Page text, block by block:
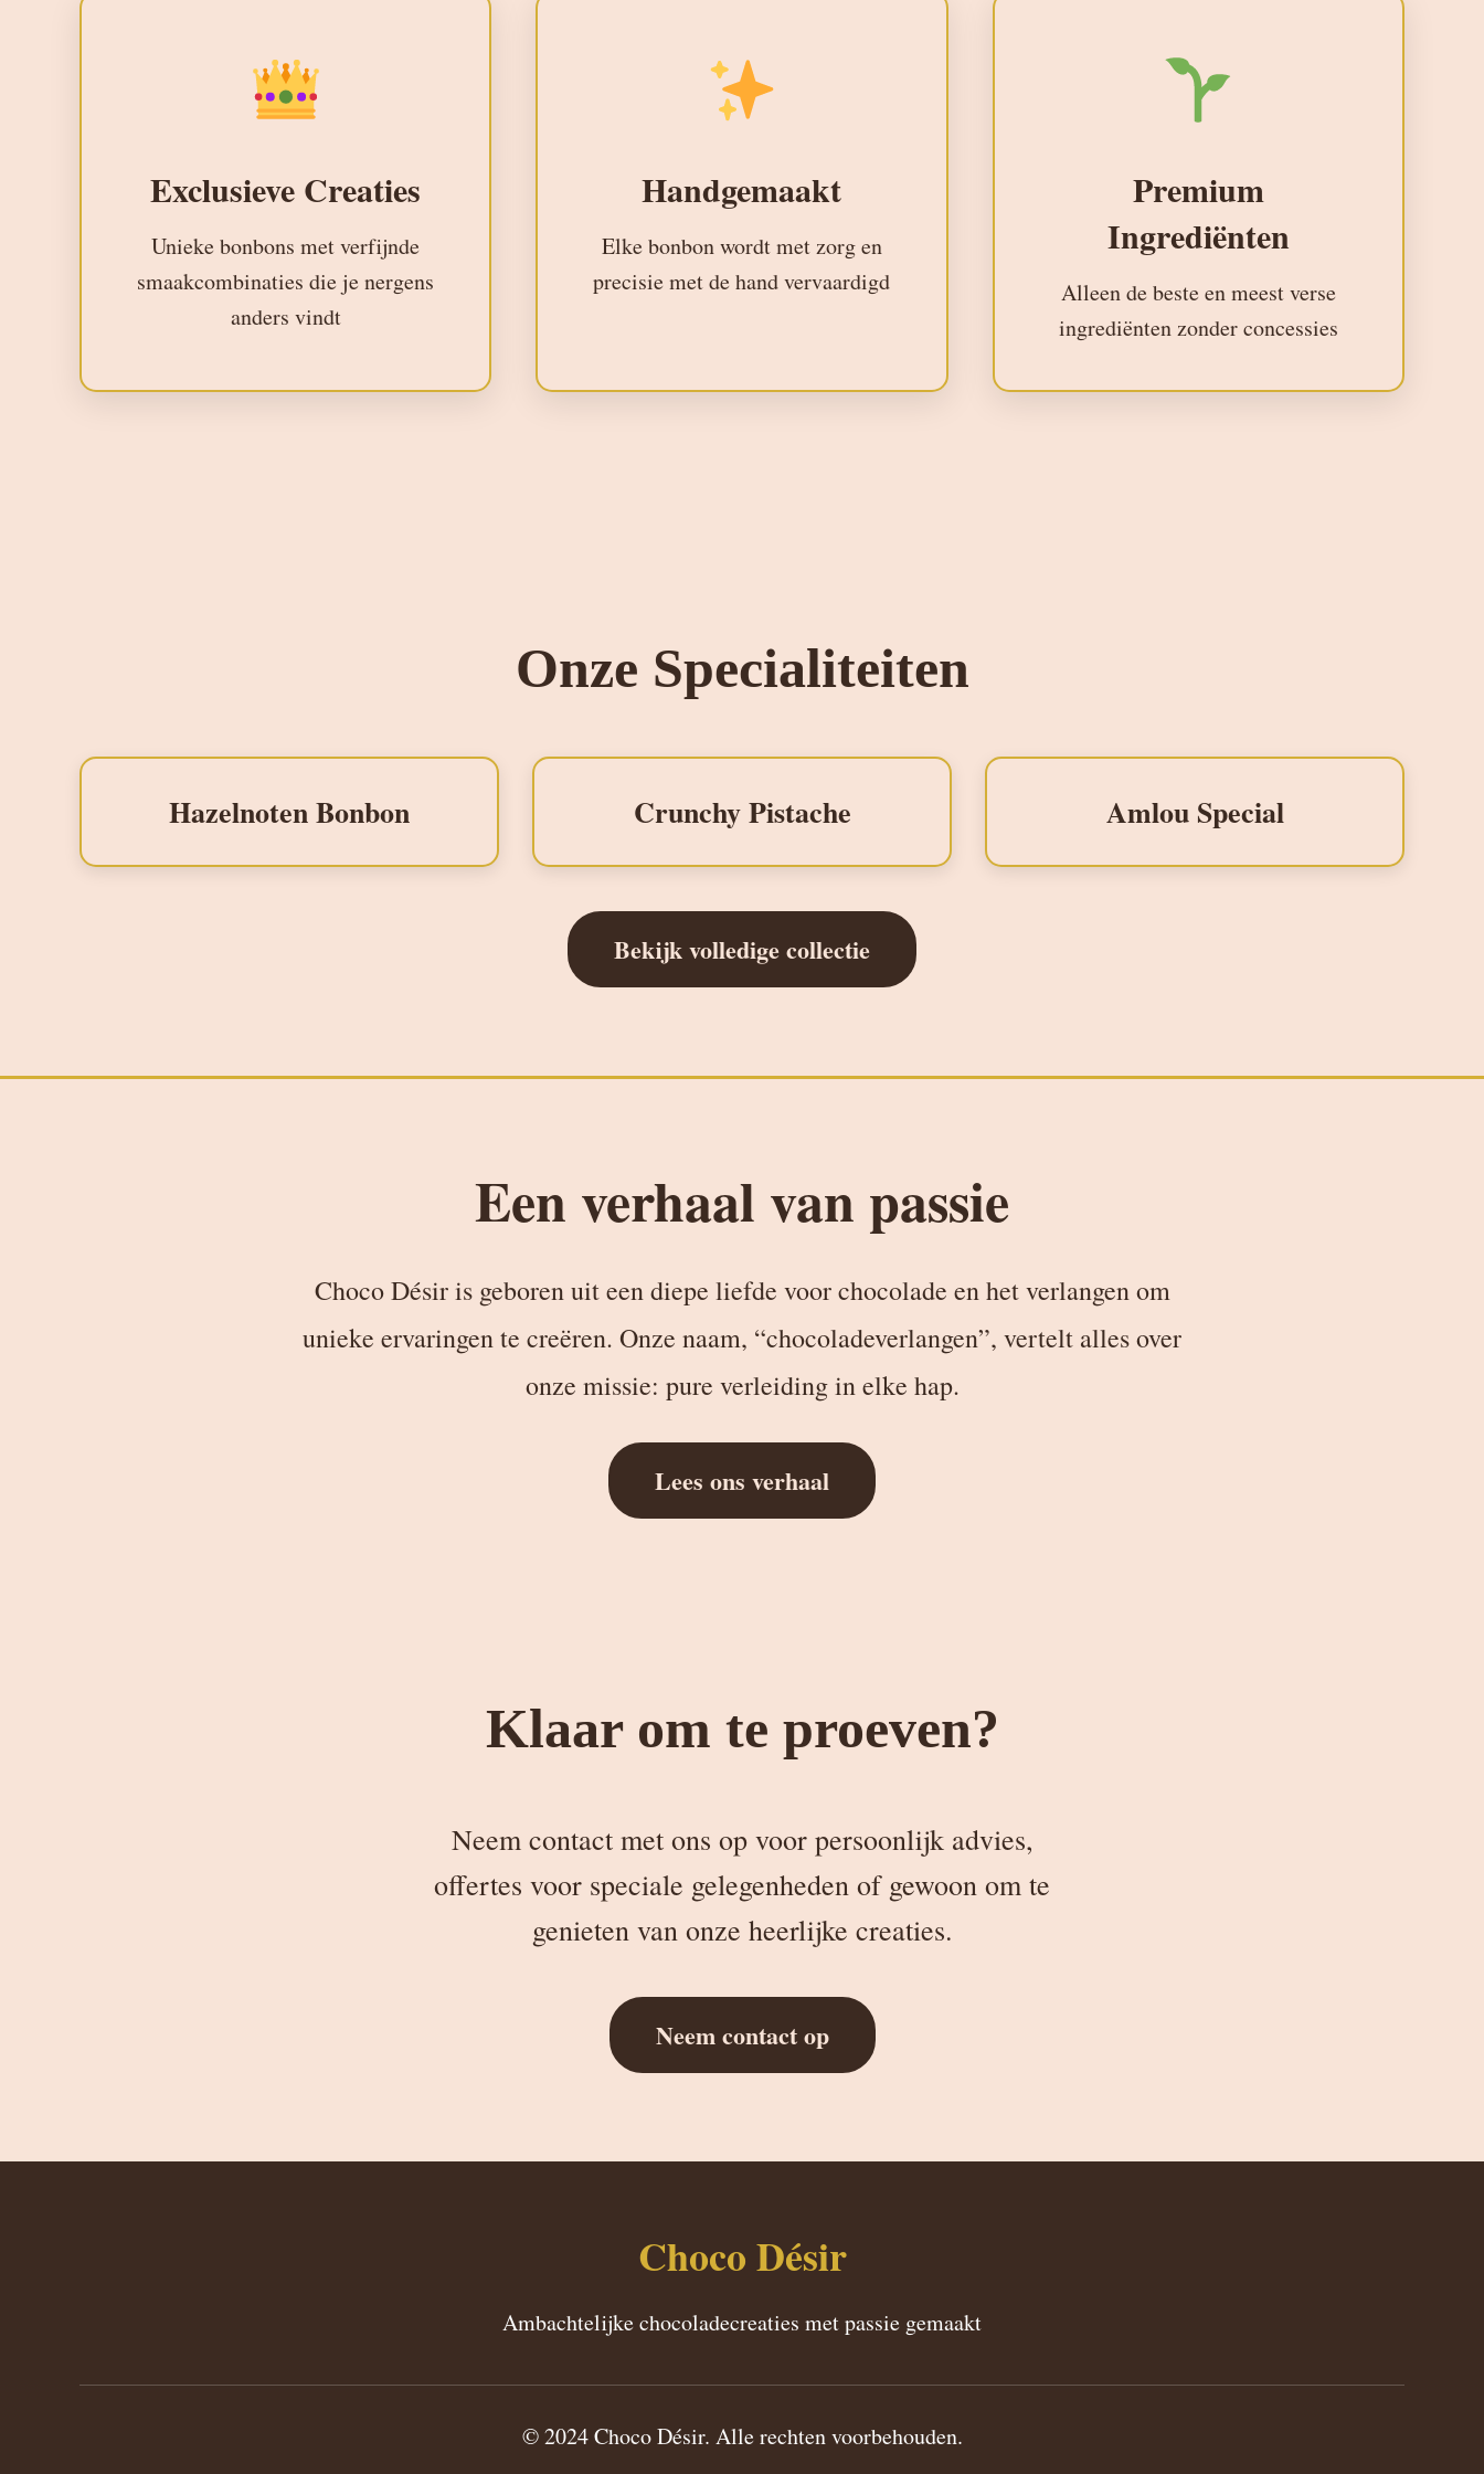
Exclusieve Creaties
Unieke bonbons met verfijnde
smaakcombinaties die je nergens
anders vindt
Handgemaakt
Elke bonbon wordt met zorg en
precisie met de hand vervaardigd
Premium
Ingrediënten
Alleen de beste en meest verse
ingrediënten zonder concessies
Onze Specialiteiten
Hazelnoten Bonbon Crunchy Pistache Amlou Special
Bekijk volledige collectie
Een verhaal van passie
Choco Désir is geboren uit een diepe liefde voor chocolade en het verlangen om
unieke ervaringen te creëren. Onze naam, “chocoladeverlangen”, vertelt alles over
onze missie: pure verleiding in elke hap.
Lees ons verhaal
Klaar om te proeven?
Neem contact met ons op voor persoonlijk advies,
offertes voor speciale gelegenheden of gewoon om te
genieten van onze heerlijke creaties.
Neem contact op
Choco Désir
Ambachtelijke chocoladecreaties met passie gemaakt
© 2024 Choco Désir. Alle rechten voorbehouden.